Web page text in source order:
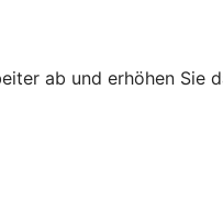
ab und erhöhen Sie